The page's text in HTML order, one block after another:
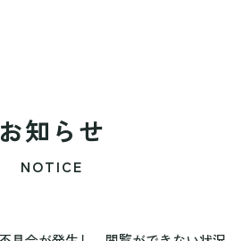
お知らせ
NOTICE